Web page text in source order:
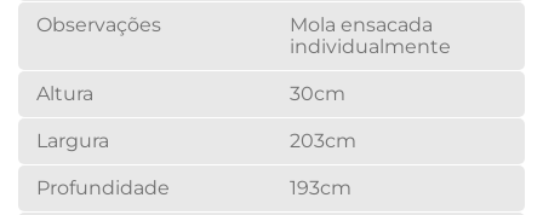
Observações
Mola ensacada
individualmente
Altura 30cm
Largura 203cm
Profundidade 193cm